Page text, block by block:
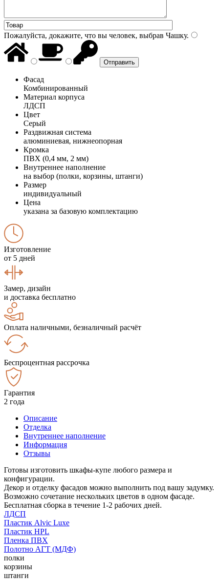
Пожалуйста, докажите, что вы человек, выбрав Чашку.
Фасад
Комбинированный
Материал корпуса
ЛДСП
Цвет
Серый
Раздвижная система
алюминиевая, нижнеопорная
Кромка
ПВХ (0,4 мм, 2 мм)
Внутреннее наполнение
на выбор (полки, корзины, штанги)
Размер
индивидуальный
Цена
указана за базовую комплектацию
Изготовление
от 5 дней
Замер, дизайн
и доставка бесплатно
Оплата наличными, безналичный расчёт
Беспроцентная рассрочка
Гарантия
2 года
Описание
Отделка
Внутреннее наполнение
Информация
Отзывы
Готовы изготовить шкафы-купе любого размера и
конфигурации.
Декор и отделку фасадов можно выполнить под вашу задумку.
Возможно сочетание нескольких цветов в одном фасаде.
Бесплатная сборка в течение 1-2 рабочих дней.
ЛДСП
Пластик Alvic Luxe
Пластик HPL
Пленка ПВХ
Полотно АГТ (МДФ)
полки
корзины
штанги